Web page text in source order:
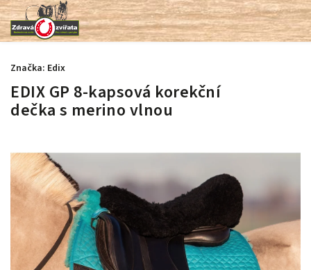
EDIX GP 8-kapsová korekční
dečka s merino vlnou
Značka: Edix